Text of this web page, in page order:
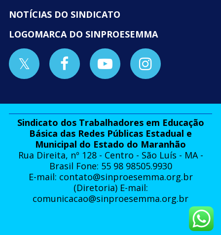
NOTÍCIAS DO SINDICATO
LOGOMARCA DO SINPROESEMMA
Sindicato dos Trabalhadores em Educação
Básica das Redes Públicas Estadual e
Municipal do Estado do Maranhão
Rua Direita, nº 128 - Centro - São Luís - MA -
Brasil Fone: 55 98 98505.9930
E-mail: contato@sinproesemma.org.br
(Diretoria) E-mail:
comunicacao@sinproesemma.org.br